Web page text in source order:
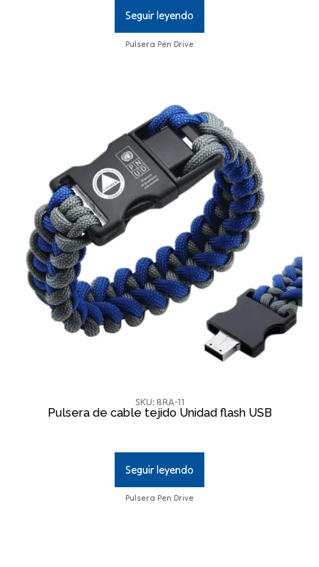
Seguir leyendo
Pulsera Pen Drive
SKU: BRA-11
Pulsera de cable tejido Unidad flash USB
Seguir leyendo
Pulsera Pen Drive